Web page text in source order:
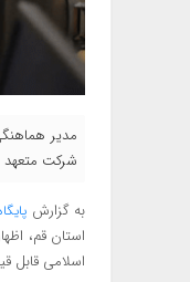
مدیر
شرکت متعهد
به گزارش
استان قم،
اسلامی قابل